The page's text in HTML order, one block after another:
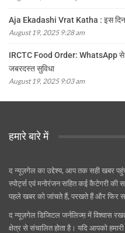
Aja Ekadashi Vrat Katha : इस दिन
August 19, 2025 9:28 am
IRCTC Food Order: WhatsApp से
जबरदस्त सुविधा
August 19, 2025 9:03 am
हमारे बारे में
द न्यूज़गेल का उद्देश्य, आप तक सही खबर
स्पोर्ट्स एवं मनोरंजन सहित कई कैटेगरी
पहले खबर को जांचते हैं, परखते हैं और फिर
द न्यूज़गेल डिजिटल जर्नलिज्म़ में विश्वास रखता
क्षेत्र से संचालित होता है। यदि आपको